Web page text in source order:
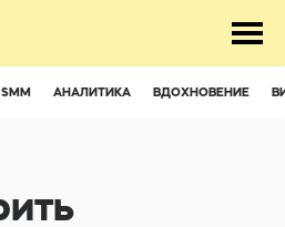
SMM АНАЛИТИКА ВДОХНОВЕНИЕ